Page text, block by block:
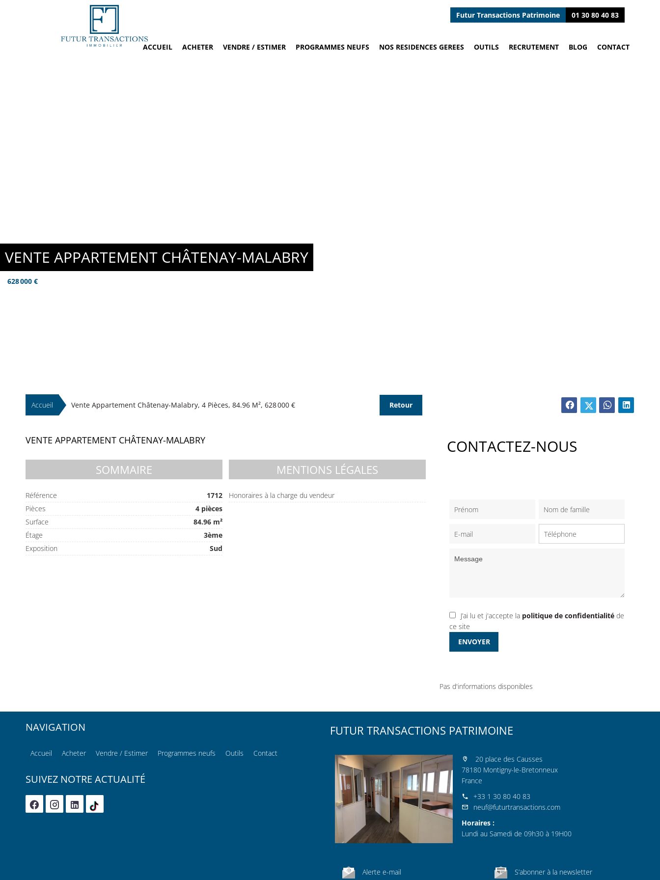
Futur Transactions Patrimoine 01 30 80 40 83
ACCUEIL ACHETER VENDRE / ESTIMER PROGRAMMES NEUFS NOS RESIDENCES GEREES OUTILS RECRUTEMENT BLOG CONTACT
VENTE APPARTEMENT CHÂTENAY-MALABRY
628 000 €
Accueil Vente Appartement Châtenay-Malabry, 4 Pièces, 84.96 M², 628 000 € Retour
VENTE APPARTEMENT CHÂTENAY-MALABRY
SOMMAIRE
Référence
1712
Pièces
4 pièces
Surface
84.96 m²
Étage
3ème
Exposition
Sud
MENTIONS LÉGALES
Honoraires à la charge du vendeur
CONTACTEZ-NOUS
J’ai lu et j'accepte la politique de confidentialité de
ce site
ENVOYER
Pas d'informations disponibles
NAVIGATION
Accueil Acheter Vendre / Estimer Programmes neufs Outils Contact
SUIVEZ NOTRE ACTUALITÉ
FUTUR TRANSACTIONS PATRIMOINE
20 place des Causses
78180 Montigny-le-Bretonneux
France
+33 1 30 80 40 83
neuf@futurtransactions.com
Horaires :
Lundi au Samedi de 09h30 à 19H00
Alerte e-mail S’abonner à la newsletter